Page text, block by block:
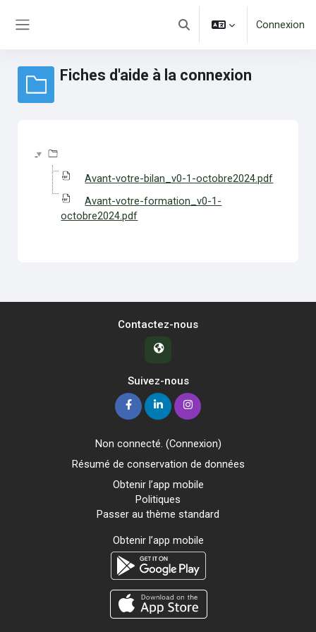
Activer/désactiver la saisie
Connexion
Fiches d'aide à la connexion
Avant-votre-bilan_v0-1-octobre2024.pdf
Avant-votre-formation_v0-1-
octobre2024.pdf
Contactez-nous
Suivez-nous
Non connecté. (Connexion)
Résumé de conservation de données
Obtenir l’app mobile
Politiques
Passer au thème standard
Obtenir l’app mobile